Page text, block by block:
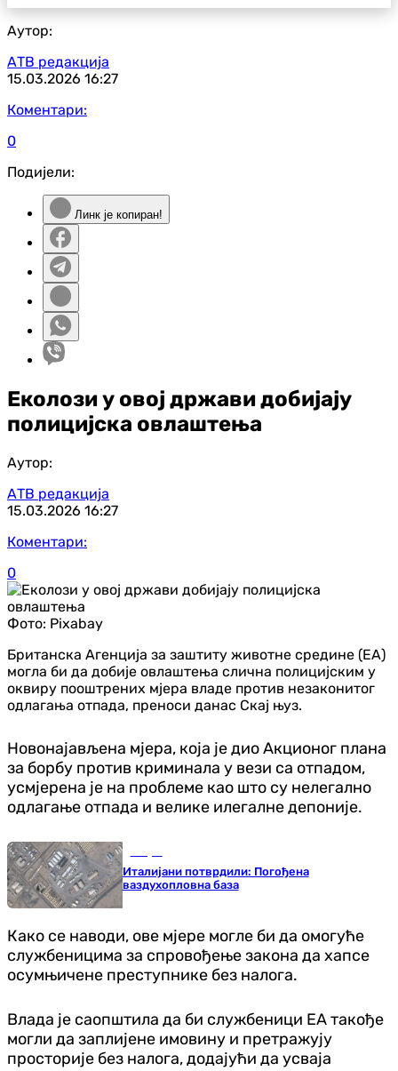
Аутор:
АТВ редакција
15.03.2026 16:27
Коментари:
0
Подијели:
Линк је копиран!
Еколози у овој држави добијају
полицијска овлаштења
Аутор:
АТВ редакција
15.03.2026 16:27
Коментари:
0
Фото: Pixabay
Британска Агенција за заштиту животне средине (ЕА)
могла би да добије овлаштења слична полицијским у
оквиру пооштрених мјера владе против незаконитог
одлагања отпада, преноси данас Скај њуз.
Новонајављена мјера, која је дио Акционог плана
за борбу против криминала у вези са отпадом,
усмјерена је на проблеме као што су нелегално
одлагање отпада и велике илегалне депоније.
Италијани потврдили: Погођена
ваздухопловна база
Како се наводи, ове мјере могле би да омогуће
службеницима за спровођење закона да хапсе
осумњичене преступнике без налога.
Влада је саопштила да би службеници ЕА такође
могли да заплијене имовину и претражују
просторије без налога, додајући да усваја